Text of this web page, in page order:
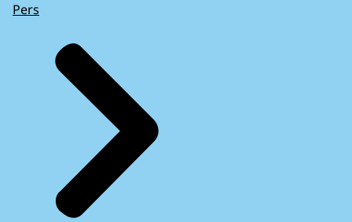
Pers